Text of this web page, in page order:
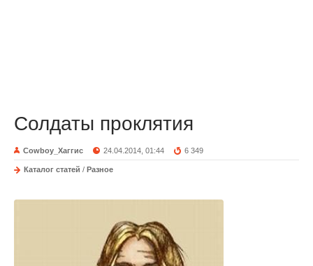
Солдаты проклятия
Cowboy_Хаггис 24.04.2014, 01:44 6 349
Каталог статей / Разное